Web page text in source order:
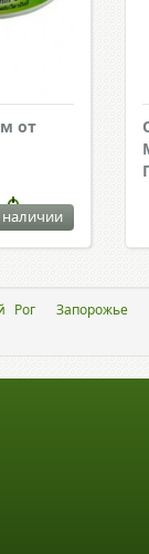
от
наличии
Рог Запорожье